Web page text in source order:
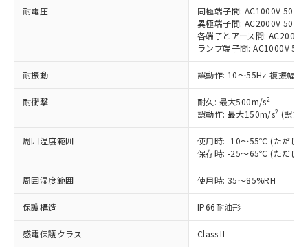
耐電圧
同極端子間: AC1000V 50/
異極端子間: AC2000V 50/
各端子とアース間:
ランプ端子間: AC1000V
耐振動 誤動作: 10～55Hz 複振幅
耐衝撃 耐久: 最大500m/s2
誤動作: 最大150m/s2 (誤動
周囲温度範囲
使用時: -10～55℃ (ただし
保存時: -25～65℃ (ただし
周囲湿度範囲 使用時: 35～85%RH
保護構造 IP66耐油形
感電保護クラス Class II
以下の条件をお読みいただき、同意のうえ
本サービスは、当社制御機器事業取扱
商品の当社在庫状況および標準価格
(税抜)を提供させていただくもので
当社制御機器事業取扱商品の中には、
本サービスの対象外となる商品もある
在庫状況および標準価格照会結果は、
記載している更新日時点での社内デー
タに基づき作成されるものであり、閲
覧された時点での実際の在庫および標
準価格とは異なる場合があることをご
了承ください。
対応予定なし：EU RoHS指令（10物質）の
非含有に非対応の商品で、対応品を出す予
調査・確認中：EU RoHS指令（10物質）の
非含有の対応状況を調査中または確認中の
非該当品：ライセンス料など無形物で、有
害物質有無と関係のない商品です。
仕入先様の事情により、非含有部品として
いたものが、含有品と判明した場合などや
むを得ず変更することがあります。
ミウム(Cd) 100ppm以下、
六価クロム(Cr(Ⅵ)) 1000ppm以下、ポリ臭化ビフェニル
類(PBB) 1000ppm以下、ポリ臭化ジフェニルエーテル類
(PBDE) 1000ppm以下、フタル酸ビス(2-エチルヘキシ
「○」：最大均質材料含有率が中国RoHSの
基準値以下であることを示します。
「×」：最大均質材料含有率が中国RoHSの
基準値を超えていることを示します。
「－」：未確認です。当社販売部門へお問
Pb(鉛) :1000ppm、 Hg(水銀) : 1000ppm、 Cd(カドミウ
Cr(Ⅵ)(六価クロム) : 1000ppm、 PBBs(ポリ臭化ビフェ
当社は、これら貴社製品のうち、外国
為替および外国貿易法に定める商品
（以下｢規制貨物等」という）を輸出
または国外への提供する場合は、日本
国政府の輸出許可(または役務取引許
可)を取得するなどの必要な手続きを
とります。